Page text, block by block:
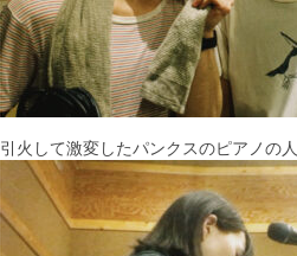
引火して激変したパンクスのピアノの人